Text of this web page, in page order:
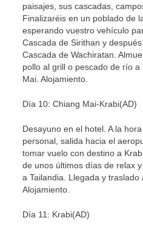
paisajes, sus cascadas,
Finalizaréis en un poblado de
esperando vuestro vehículo
Cascada de Sirithan y
Cascada de Wachiratan.
pollo al grill o pescado de río
Mai. Alojamiento.
Día 10: Chiang Mai-Krabi(AD)
Desayuno en el hotel. A la
personal, salida hacia el
tomar vuelo con destino a
de unos últimos días de relax
a Tailandia. Llegada y traslado
Alojamiento.
Día 11: Krabi(AD)